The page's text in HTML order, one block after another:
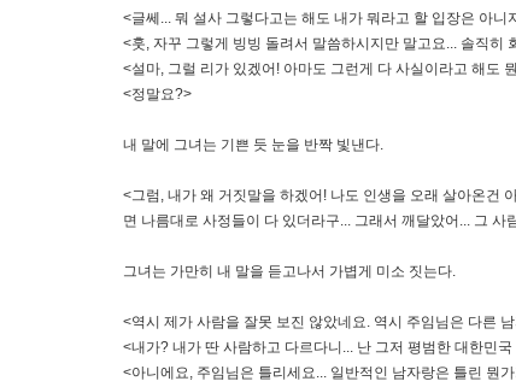
<글쎄... 뭐 설사 그렇다고는 해도 내가 뭐라고 할 입장은 아니
<훗, 자꾸 그렇게 빙빙 돌려서 말씀하시지만 말고요... 솔직
<설마, 그럴 리가 있겠어! 아마도 그런게 다 사실이라고 해도
<정말요?>
내 말에 그녀는 기쁜 듯 눈을 반짝 빛낸다.
<그럼, 내가 왜 거짓말을 하겠어! 나도 인생을 오래 살아온건
면 나름대로 사정들이 다 있더라구... 그래서 깨달았어... 그
그녀는 가만히 내 말을 듣고나서 가볍게 미소 짓는다.
<역시 제가 사람을 잘못 보진 않았네요. 역시 주임님은 다른
<내가? 내가 딴 사람하고 다르다니... 난 그저 평범한 대한민
<아니에요, 주임님은 틀리세요... 일반적인 남자랑은 틀린 뭔